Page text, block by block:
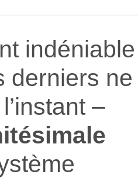
indéniable
derniers ne
–